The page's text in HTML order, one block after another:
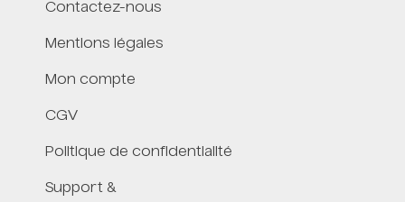
Contactez-nous
Mentions légales
Mon compte
CGV
Politique de confidentialité
Support &